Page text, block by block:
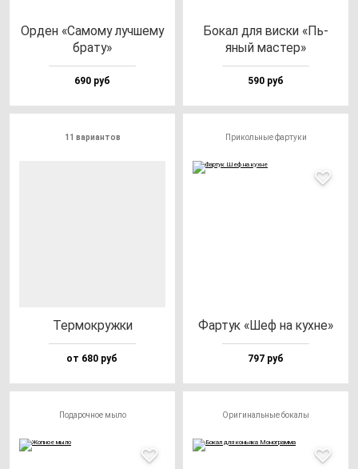
Орден «Само­му луч­ше­му
бра­ту»
690 руб
Бокал для вис­ки «Пь­
яный мас­тер»
590 руб
11 вариантов
Тер­мок­руж­ки
от 680 руб
Прикольные фартуки
Фар­тук «Шеф на кух­не»
797 руб
Подарочное мыло Оригинальные бокалы